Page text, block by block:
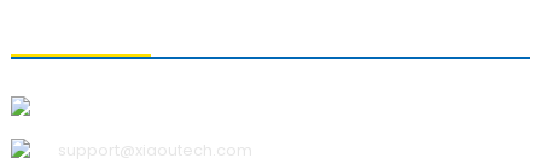
support@xiaoutech.com